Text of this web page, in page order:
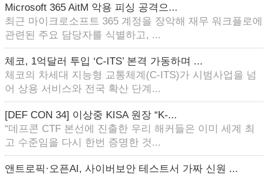
Microsoft 365 AitM 악용 피싱 공격으...
최근 마이크로소프트 365 계정을 장악해 재무 워크플로에
관련된 주요 담당자를 식별하고, ...
체코, 1억달러 투입 ‘C-ITS’ 본격 가동하며 ...
체코의 차세대 지능형 교통체계(C-ITS)가 시범사업을 넘
어 상용 서비스와 전국 확산 단계...
[DEF CON 34] 이상중 KISA 원장 “K-...
“데프콘 CTF 본선에 진출한 우리 해커들은 이미 세계 최
고 수준임을 다시 한번 증명한 것...
앤트로픽·오픈AI, 사이버보안 테스트서 가짜 신원 ...